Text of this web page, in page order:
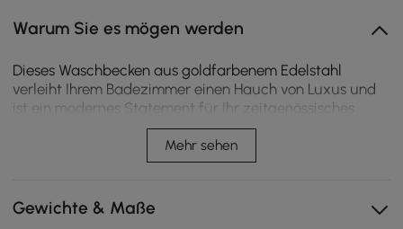
Warum Sie es mögen werden
Dieses Waschbecken aus goldfarbenem Edelstahl
verleiht Ihrem Badezimmer einen Hauch von Luxus und
ist ein modernes Statement für Ihr zeitgenössisches
Badezimmer-Update. Durch das integrierte Design muss
es auf Langlebigkeit achten, um der klassischen
Anmutung gerecht zu werden.
Hergestellt aus Edelstahl
Mehr sehen
Gewichte & Maße